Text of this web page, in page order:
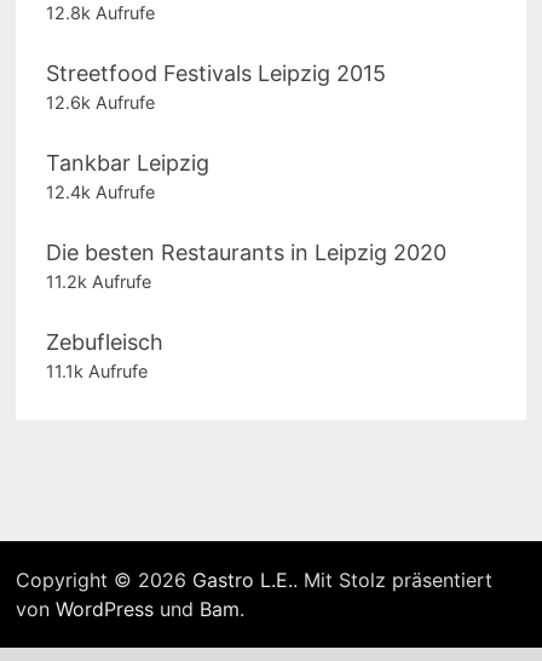
12.8k Aufrufe
Streetfood Festivals Leipzig 2015
12.6k Aufrufe
Tankbar Leipzig
12.4k Aufrufe
Die besten Restaurants in Leipzig 2020
11.2k Aufrufe
Zebufleisch
11.1k Aufrufe
Copyright © 2026 Gastro L.E.. Mit Stolz präsentiert
von WordPressund Bam.